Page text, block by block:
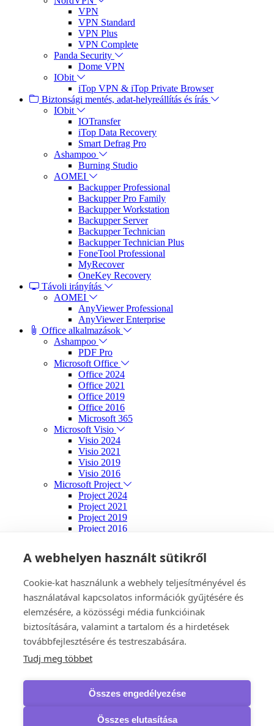
VPN
VPN Standard
VPN Plus
VPN Complete
Panda Security
Dome VPN
IObit
iTop VPN & iTop Private Browser
Biztonsági mentés, adat-helyreállítás és írás
IObit
IOTransfer
iTop Data Recovery
Smart Defrag Pro
Ashampoo
Burning Studio
AOMEI
Backupper Professional
Backupper Pro Family
Backupper Workstation
Backupper Server
Backupper Technician
Backupper Technician Plus
FoneTool Professional
MyRecover
OneKey Recovery
Távoli irányítás
AOMEI
AnyViewer Professional
AnyViewer Enterprise
Office alkalmazások
Ashampoo
PDF Pro
Microsoft Office
Office 2024
Office 2021
Office 2019
Office 2016
Microsoft 365
Microsoft Visio
Visio 2024
Visio 2021
Visio 2019
Visio 2016
Microsoft Project
Project 2024
Project 2021
Project 2019
Project 2016
Operációs rendszerek
Home
Professional
Enterprise
Windows 10
Home
Professional
Windows 8.1
Játék kuponok
Xbox Game Pass Ultimate
A webhelyen használt sütikről
Cookie-kat használunk a webhely teljesítményével és
használatával kapcsolatos információk gyűjtésére és
elemzésére, a közösségi média funkcióinak
biztosítására, valamint a tartalom és a hirdetések
továbbfejlesztésére és testreszabására.
Tudj meg többet
Összes engedélyezése
Összes elutasítása